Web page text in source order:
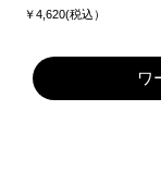
￥4,620(税込）
ワ